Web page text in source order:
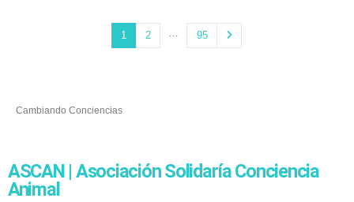
1 2 … 95
Cambiando Conciencias
ASCAN | Asociación Solidaría Conciencia
Animal